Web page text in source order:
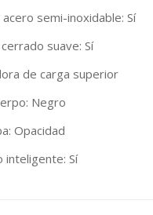
semi-inoxidable: Sí
suave: Sí
de carga superior
Negro
Opacidad
inteligente: Sí